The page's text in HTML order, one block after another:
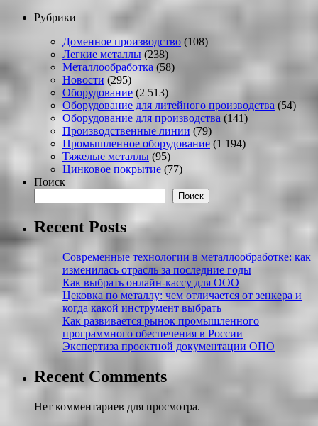
Рубрики
Доменное производство (108)
Легкие металлы (238)
Металлообработка (58)
Новости (295)
Оборудование (2 513)
Оборудование для литейного производства (54)
Оборудование для производства (141)
Производственные линии (79)
Промышленное оборудование (1 194)
Тяжелые металлы (95)
Цинковое покрытие (77)
Поиск
Поиск
Recent Posts
Современные технологии в металлообработке: как
изменилась отрасль за последние годы
Как выбрать онлайн-кассу для ООО
Цековка по металлу: чем отличается от зенкера и
когда какой инструмент выбрать
Как развивается рынок промышленного
программного обеспечения в России
Экспертиза проектной документации ОПО
Recent Comments
Нет комментариев для просмотра.